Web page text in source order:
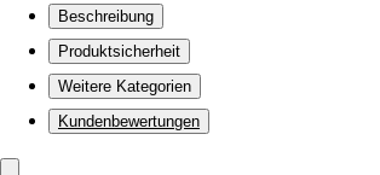
Beschreibung
Produktsicherheit
Weitere Kategorien
Kundenbewertungen